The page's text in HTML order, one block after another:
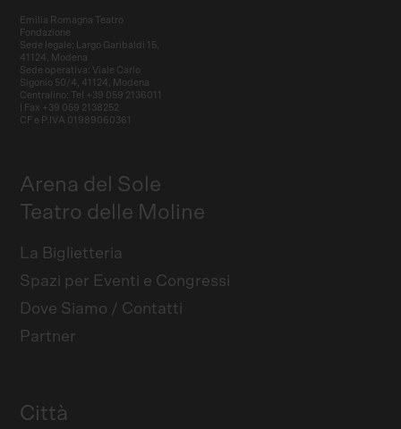
Emilia Romagna Teatro
Fondazione
Sede legale: Largo Garibaldi 15,
41124, Modena
Sede operativa: Viale Carlo
Sigonio 50/4, 41124, Modena
Centralino: Tel +39 059 2136011
| Fax +39 059 2138252
CF e P.IVA 01989060361
Arena del Sole
Teatro delle Moline
La Biglietteria
Spazi per Eventi e Congressi
Dove Siamo / Contatti
Partner
Città